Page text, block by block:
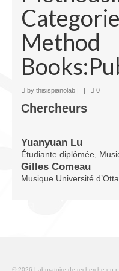
Infrastructure
Programmes
Publications
Archives
Donner
Method
by thisispianolab 0
Chercheurs
Yuanyuan Lu
Étudiante diplômée,
Gilles Comeau
Musique Université
© 2026 Laboratoire de recherche en